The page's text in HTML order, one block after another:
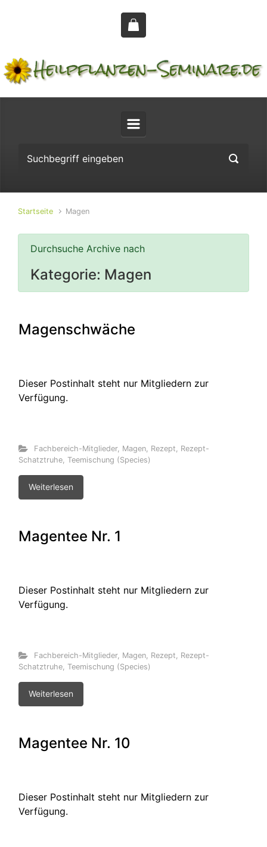
Zum Hauptinhalt springen
Startseite Magen
Durchsuche Archive nach
Kategorie: Magen
Magenschwäche
Dieser Postinhalt steht nur Mitgliedern zur
Verfügung.
Fachbereich-Mitglieder, Magen, Rezept
Rezept-
Schatztruhe Teemischung (Species)
Weiterlesen
Magentee Nr. 1
Dieser Postinhalt steht nur Mitgliedern zur
Verfügung.
Fachbereich-Mitglieder, Magen, Rezept
Rezept-
Schatztruhe Teemischung (Species)
Weiterlesen
Magentee Nr. 10
Dieser Postinhalt steht nur Mitgliedern zur
Verfügung.